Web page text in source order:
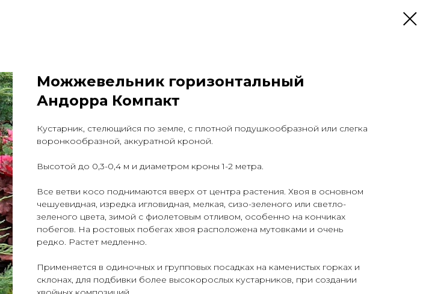
Можжевельник горизонтальный
Андорра Компакт
Кустарник, стелющийся по земле, с плотной подушкообразной или слегка
воронкообразной, аккуратной кроной.
Высотой до 0,3-0,4 м и диаметром кроны 1-2 метра.
Все ветви косо поднимаются вверх от центра растения. Хвоя в основном
чешуевидная, изредка игловидная, мелкая, сизо-зеленого или светло-
зеленого цвета, зимой с фиолетовым отливом, особенно на кончиках
побегов. На ростовых побегах хвоя расположена мутовками и очень
редко. Растет медленно.
Применяется в одиночных и групповых посадках на каменистых горках и
склонах, для подбивки более высокорослых кустарников, при создании